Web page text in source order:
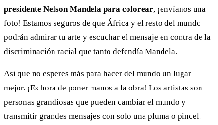
presidente Nelson Mandela para colorear, ¡envíanos una
foto! Estamos seguros de que África y el resto del mundo
podrán admirar tu arte y escuchar el mensaje en contra de la
discriminación racial que tanto defendía Mandela.
Así que no esperes más para hacer del mundo un lugar
mejor. ¡Es hora de poner manos a la obra! Los artistas son
personas grandiosas que pueden cambiar el mundo y
transmitir grandes mensajes con solo una pluma o pincel.